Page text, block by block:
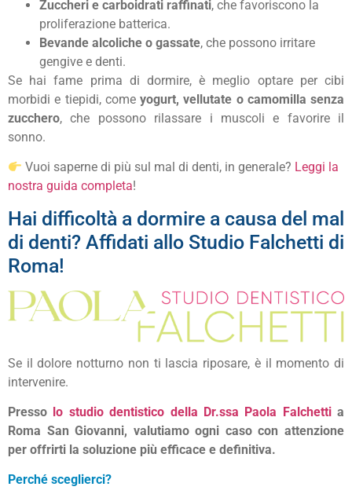
Zuccheri e carboidrati raffinati, che favoriscono la
proliferazione batterica.
Bevande alcoliche o gassate, che possono irritare
gengive e denti.
Se hai fame prima di dormire, è meglio optare per cibi
morbidi e tiepidi, come yogurt, vellutate o camomilla senza
zucchero, che possono rilassare i muscoli e favorire il
sonno.
Vuoi saperne di più sul mal di denti, in generale? Leggi la
nostra guida completa!
Hai difficoltà a dormire a causa del mal
di denti? Affidati allo Studio Falchetti di
Roma!
Se il dolore notturno non ti lascia riposare, è il momento di
intervenire.
Presso lo studio dentistico della Dr.ssa Paola Falchettia
Roma San Giovanni, valutiamo ogni caso con attenzione
per offrirti la soluzione più efficace e definitiva.
Perché sceglierci?